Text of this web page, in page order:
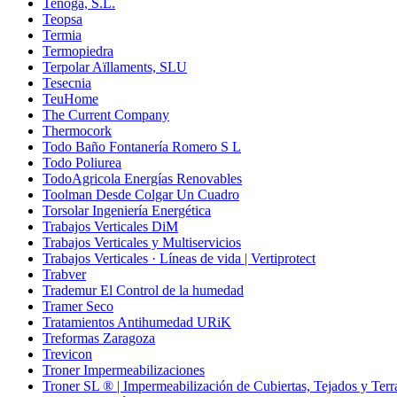
Teopsa
Termia
Termopiedra
Terpolar Aïllaments, SLU
Tesecnia
TeuHome
The Current Company
Thermocork
Todo Baño Fontanería Romero S L
Todo Poliurea
TodoAgricola Energías Renovables
Toolman Desde Colgar Un Cuadro
Torsolar Ingeniería Energética
Trabajos Verticales DiM
Trabajos Verticales y Multiservicios
Trabajos Verticales · Líneas de vida | Vertiprotect
Trabver
Trademur El Control de la humedad
Tramer Seco
Tratamientos Antihumedad URiK
Treformas Zaragoza
Trevicon
Troner Impermeabilizaciones
Troner SL ® | Impermeabilización de Cubiertas, Tejados y